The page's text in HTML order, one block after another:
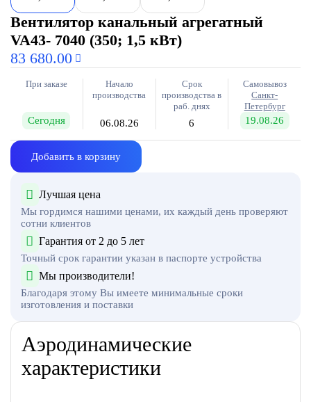
Вентилятор канальный агрегатный
VA43- 7040 (350; 1,5 кВт)
83 680.00
При заказе
Сегодня
Начало
производства
06.08.26
Срок
производства в
раб. днях
6
Самовывоз
Санкт-
Петербург
19.08.26
Добавить в корзину
Лучшая цена
Мы гордимся нашими ценами, их каждый день проверяют
сотни клиентов
Гарантия от 2 до 5 лет
Точный срок гарантии указан в паспорте устройства
Мы производители!
Благодаря этому Вы имеете минимальные сроки
изготовления и поставки
Аэродинамические
характеристики